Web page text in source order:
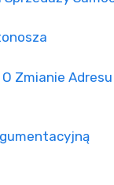
Zmianie Adresu